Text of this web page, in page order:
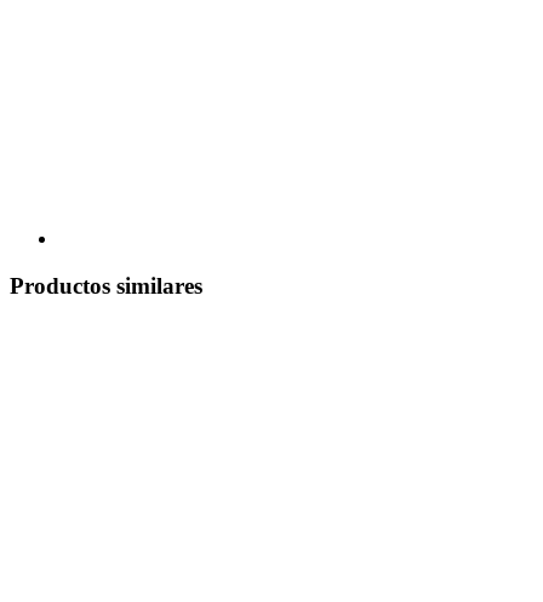
Productos similares